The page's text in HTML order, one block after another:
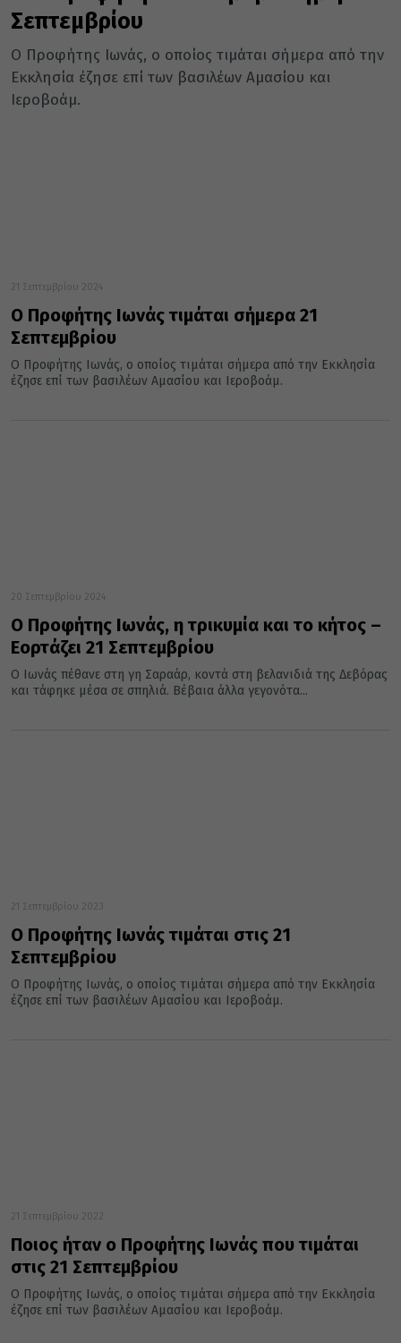
Σεπτεμβρίου
Ο Προφήτης Ιωνάς, ο οποίος τιμάται σήμερα από την
Εκκλησία έζησε επί των βασιλέων Αμασίου και
Ιεροβοάμ.
21 Σεπτεμβρίου 2024
Ο Προφήτης Ιωνάς τιμάται σήμερα 21
Σεπτεμβρίου
Ο Προφήτης Ιωνάς, ο οποίος τιμάται σήμερα από την Εκκλησία
έζησε επί των βασιλέων Αμασίου και Ιεροβοάμ.
20 Σεπτεμβρίου 2024
Ο Προφήτης Ιωνάς, η τρικυμία και το κήτος –
Εορτάζει 21 Σεπτεμβρίου
Ο Ιωνάς πέθανε στη γη Σαραάρ, κοντά στη βελανιδιά της Δεβόρας
και τάφηκε μέσα σε σπηλιά. Βέβαια άλλα γεγονότα...
21 Σεπτεμβρίου 2023
Ο Προφήτης Ιωνάς τιμάται στις 21
Σεπτεμβρίου
Ο Προφήτης Ιωνάς, ο οποίος τιμάται σήμερα από την Εκκλησία
έζησε επί των βασιλέων Αμασίου και Ιεροβοάμ.
21 Σεπτεμβρίου 2022
Ποιος ήταν ο Προφήτης Ιωνάς που τιμάται
στις 21 Σεπτεμβρίου
Ο Προφήτης Ιωνάς, ο οποίος τιμάται σήμερα από την Εκκλησία
έζησε επί των βασιλέων Αμασίου και Ιεροβοάμ.